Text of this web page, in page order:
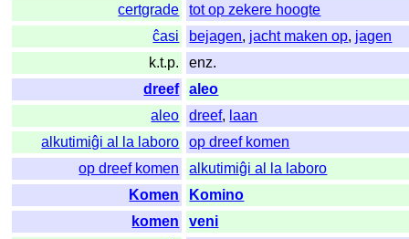
certgrade
tot op zekere hoogte
ĉasi
bejagen, jacht maken op, jagen
k.t.p.
enz.
dreef
aleo
aleo
dreef, laan
alkutimiĝi al la laboro
op dreef komen
op dreef komen
alkutimiĝi al la laboro
Komen
Komino
komen
veni